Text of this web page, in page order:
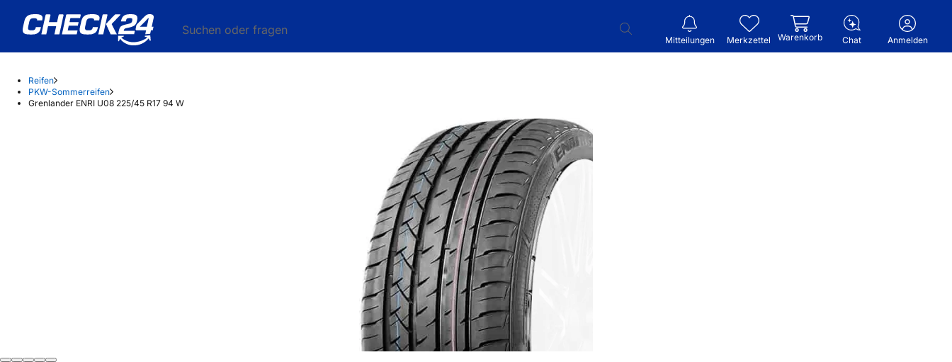
Suchen oder fragen
Mitteilungen Merkzettel Warenkorb Chat Anmelden
Reifen
PKW-Sommerreifen
Grenlander ENRI U08 225/45 R17 94 W